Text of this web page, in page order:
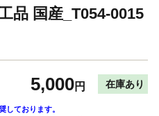
品 国産_T054-0015
5,000円 在庫あり
しております。